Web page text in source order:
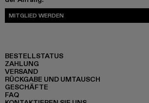
MITGLIED WERDEN
BESTELLSTATUS
ZAHLUNG
VERSAND
RÜCKGABE UND UMTAUSCH
GESCHÄFTE
FAQ